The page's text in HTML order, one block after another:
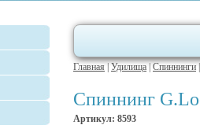
Главная Удилища Спиннинги
Спиннинг
Артикул: 8593